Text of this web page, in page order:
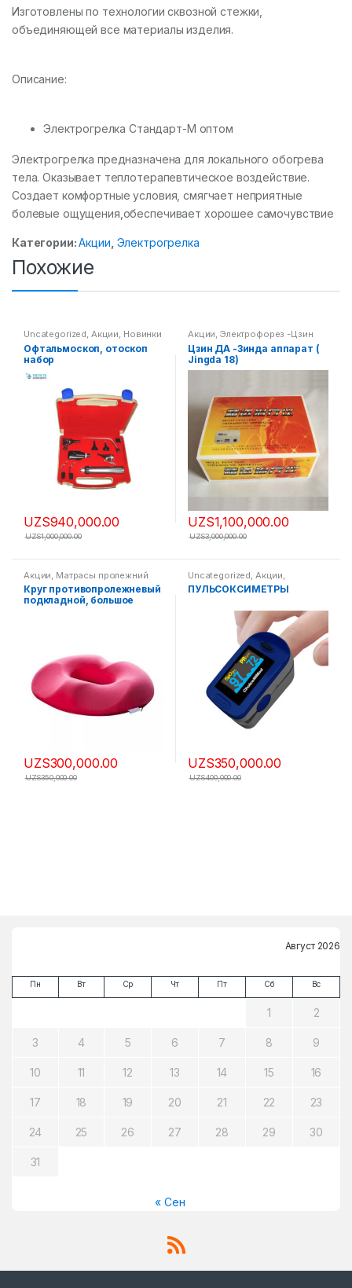
Изготовлены по технологии сквозной стежки,
объединяющей все материалы изделия.
Описание:
Электрогрелка Стандарт-М оптом
Электрогрелка предназначена для локального обогрева
тела. Оказывает теплотерапевтическое воздействие.
Создает комфортные условия, смягчает неприятные
болевые ощущения,обеспечивает хорошее самочувствие
Категории:Акции Электрогрелка
Похожие
Uncategorized, Акции, Новинки
Офтальмоскоп, отоскоп
набор
UZS940,000.00
UZS1,000,000.00
Акции,Электрофорез -Цзин
Да
Цзин ДА -Зинда аппарат (
Jingda 18)
UZS1,100,000.00
UZS3,000,000.00
Акции Матрасы пролежний
Круг противопролежневый
подкладной, большое
UZS300,000.00
UZS350,000.00
Uncategorized Акции
Пульсоксиметры
ПУЛЬСОКСИМЕТРЫ
UZS350,000.00
UZS400,000.00
Август 2026
Пн Вт Ср Чт Пт Сб Вс
1 2
3 4 5 6 7 8 9
10 11 12 13 14 15 16
17 18 19 20 21 22 23
24 25 26 27 28 29 30
31
« Сен